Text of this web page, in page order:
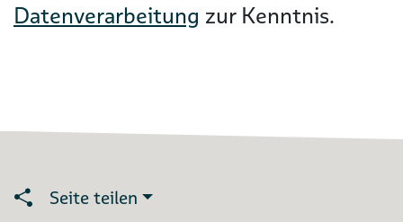
Datenverarbeitung zur Kenntnis.
Seite teilen